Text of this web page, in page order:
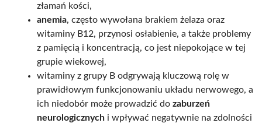
złamań kości,
anemia, często wywołana brakiem żelaza oraz
witaminy B12, przynosi osłabienie, a także problemy
z pamięcią i koncentracją, co jest niepokojące w tej
grupie wiekowej,
witaminy z grupy B odgrywają kluczową rolę w
prawidłowym funkcjonowaniu układu nerwowego, a
ich niedobór może prowadzić do zaburzeń
neurologicznych i wpływać negatywnie na zdolności